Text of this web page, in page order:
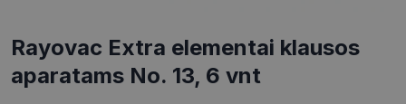
Rayovac Extra elementai klausos
aparatams No. 13, 6 vnt